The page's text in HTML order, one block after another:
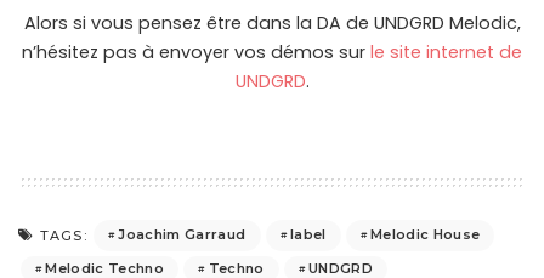
Alors si vous pensez être dans la DA de UNDGRD Melodic,
n’hésitez pas à envoyer vos démos sur le site internet de
UNDGRD.
TAGS: Joachim Garraud label
Melodic House
Melodic Techno
Techno UNDGRD